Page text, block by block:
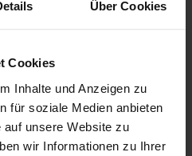
Über Cookies
Cookies
Inhalte und Anzeigen zu
für soziale Medien anbieten
unsere Website zu
wir Informationen zu Ihrer